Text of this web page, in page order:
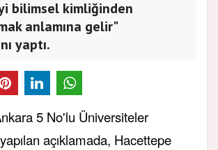
bilimsel kimliğinden
anlamına gelir"
yaptı.
5 No'lu Üniversiteler
açıklamada, Hacettepe